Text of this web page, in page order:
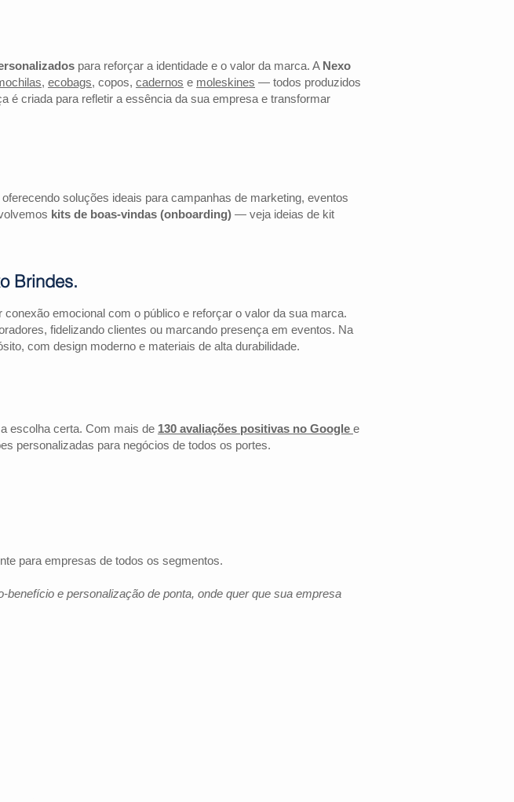
para reforçar a identidade e o valor da marca. A Nexo
, ecobags, copos, cadernos e moleskines — todos produzidos
é criada para refletir a essência da sua empresa e transformar
soluções ideais para campanhas de marketing, eventos
kits de boas-vindas (onboarding) — veja ideias de kit
emocional com o público e reforçar o valor da sua marca.
fidelizando clientes ou marcando presença em eventos. Na
com design moderno e materiais de alta durabilidade.
escolha certa. Com mais de 130 avaliações positivas no Google e
personalizadas para negócios de todos os portes.
para empresas de todos os segmentos.
e personalização de ponta, onde quer que sua empresa
Brindes.